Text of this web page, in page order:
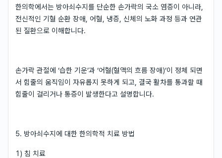
한의학에서는 방아쇠수지를 단순한 손가락의 국소 염증이 아니라,
전신적인 기혈 순환 장애, 어혈, 냉증, 신체의 노화 과정 등과 연관
된 질환으로 이해합니다.
손가락 관절에 ‘습한 기운’과 ‘어혈(혈액의 흐름 장애)’이 정체 되면
서 힘줄의 움직임이 자유롭지 못하게 되고, 결국 활차를 통과할 때
힘줄이 걸리거나 통증이 발생한다고 설명합니다.
5. 방아쇠수지에 대한 한의학적 치료 방법
1) 침 치료